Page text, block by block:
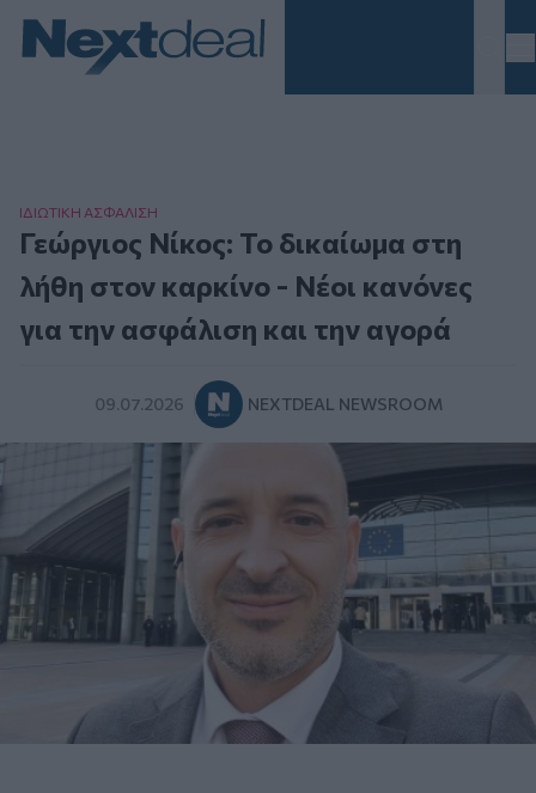
ΙΔΙΩΤΙΚΗ ΑΣΦAΛΙΣΗ
Γεώργιος Νίκος: Το δικαίωμα στη
λήθη στον καρκίνο - Νέοι κανόνες
για την ασφάλιση και την αγορά
09.07.2026 NEXTDEAL NEWSROOM